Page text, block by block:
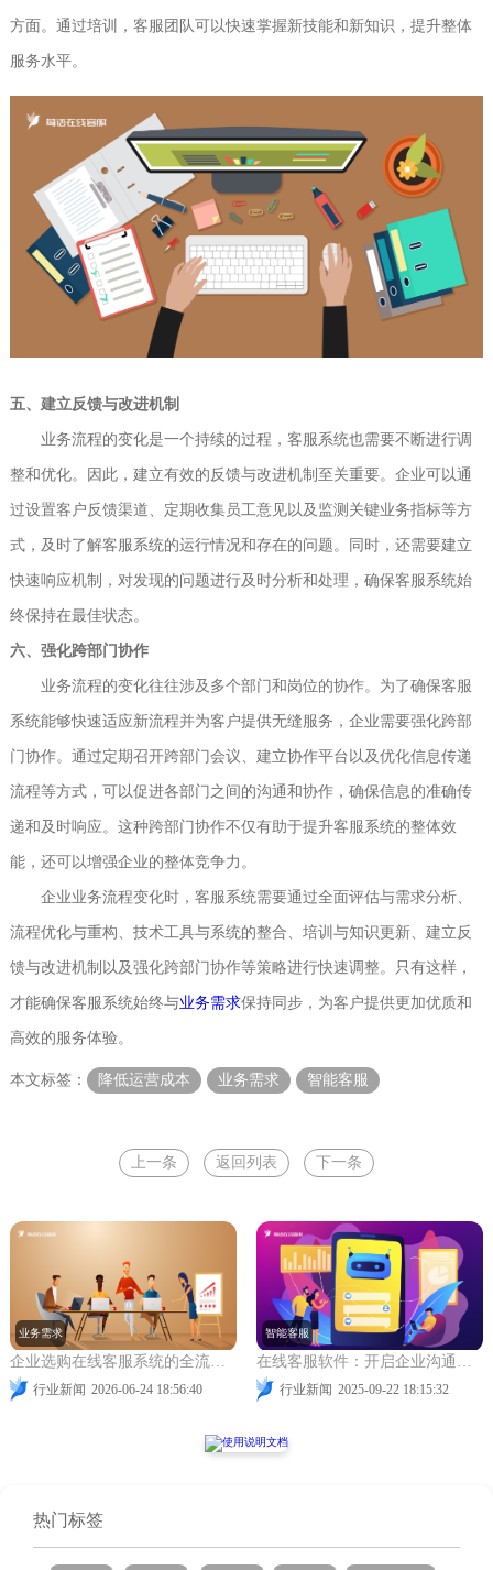
方面。通过培训，客服团队可以快速掌握新技能和新知识，提升整体
服务水平。
五、建立反馈与改进机制
业务流程的变化是一个持续的过程，客服系统也需要不断进行调
整和优化。因此，建立有效的反馈与改进机制至关重要。企业可以通
过设置客户反馈渠道、定期收集员工意见以及监测关键业务指标等方
式，及时了解客服系统的运行情况和存在的问题。同时，还需要建立
快速响应机制，对发现的问题进行及时分析和处理，确保客服系统始
终保持在最佳状态。
六、强化跨部门协作
业务流程的变化往往涉及多个部门和岗位的协作。为了确保客服
系统能够快速适应新流程并为客户提供无缝服务，企业需要强化跨部
门协作。通过定期召开跨部门会议、建立协作平台以及优化信息传递
流程等方式，可以促进各部门之间的沟通和协作，确保信息的准确传
递和及时响应。这种跨部门协作不仅有助于提升客服系统的整体效
能，还可以增强企业的整体竞争力。
企业业务流程变化时，客服系统需要通过全面评估与需求分析、
流程优化与重构、技术工具与系统的整合、培训与知识更新、建立反
馈与改进机制以及强化跨部门协作等策略进行快速调整。只有这样，
才能确保客服系统始终与业务需求保持同步，为客户提供更加优质和
高效的服务体验。
本文标签： 降低运营成本 业务需求 智能客服
上一条 返回列表 下一条
企业选购在线客服系统的全流程指南：从需求分析到后续优化
行业新闻 2026-06-24 18:56:40
业务需求
在线客服软件：开启企业沟通无阻新征程
行业新闻 2025-09-22 18:15:32
智能客服
热门标签